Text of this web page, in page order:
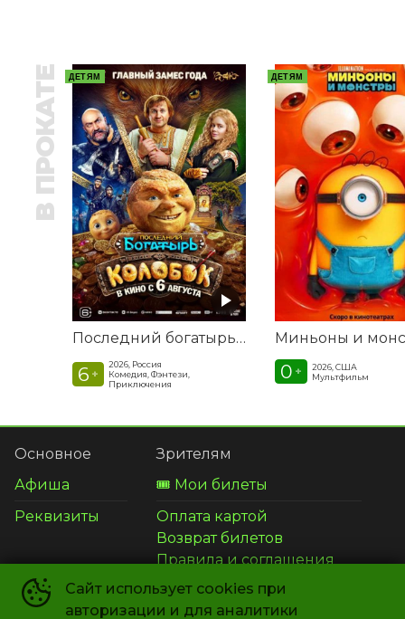
В ПРОКАТЕ ДЕТЯМ
Последний богатырь. Колобок
6 +
2026, Россия
Комедия, Фэнтези,
Приключения
ДЕТЯМ
0 +
2026, США
Мультфильм
Сайт использует cookies при
авторизации и для аналитики
Основное
Афиша
Реквизиты
Зрителям
🎟️ Мои билеты
Оплата картой
Возврат билетов
Правила и соглашения
Способы оплаты